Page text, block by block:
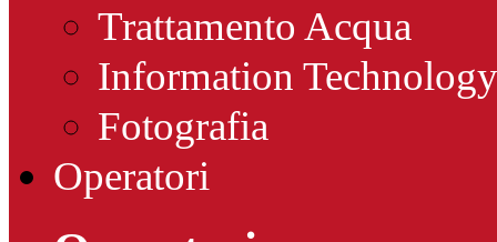
Trattamento Acqua
Information Technology
Fotografia
Operatori